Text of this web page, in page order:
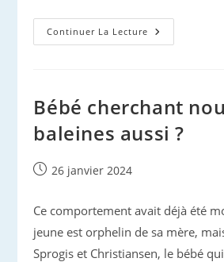
Continuer La Lecture Fermeture
Temporaire
Bébé cherchant
baleines aussi ?
Publication
26 janvier 2024
Ce comportement avait déjà été
jeune est orphelin de sa mère,
Sprogis et Christiansen, le bébé